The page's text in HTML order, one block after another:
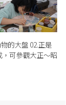
的大盤 02.正是
可參觀大正～昭